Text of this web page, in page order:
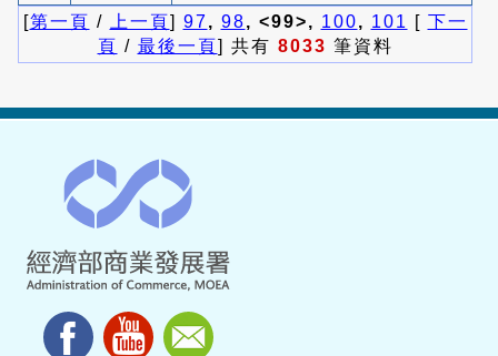
[第一頁 / 上一頁] 97, 98, <99>, 100, 101 [ 下一
頁 / 最後一頁] 共有 8033 筆資料